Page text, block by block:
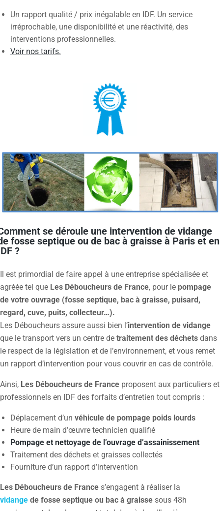
Un rapport qualité / prix inégalable en IDF. Un service
irréprochable, une disponibilité et une réactivité, des
interventions professionnelles.
Voir nos tarifs.
se déroule une intervention de vidange
fosse septique ou de bac à graisse à Paris et en
?
Il est primordial de faire appel à une entreprise spécialisée et
agréée tel que Les Déboucheurs de France, pour le pompage
de votre ouvrage (fosse septique, bac à graisse, puisard,
regard, cuve, puits, collecteur…).
Les Déboucheurs assure aussi bien l’intervention de vidange
que le transport vers un centre de traitement des déchets dans
le respect de la législation et de l’environnement, et vous remet
un rapport d’intervention pour vous couvrir en cas de contrôle.
Ainsi, Les Déboucheurs de France proposent aux particuliers et
professionnels en IDF des forfaits d’entretien tout compris :
Déplacement d’un véhicule de pompage poids lourds
Heure de main d’œuvre technicien qualifié
Pompage et nettoyage de l’ouvrage d’assainissement
Traitement des déchets et graisses collectés
Fourniture d’un rapport d’intervention
Les Déboucheurs de France s’engagent à réaliser la
vidange de fosse septique ou bac à graisse sous 48h